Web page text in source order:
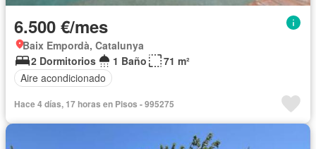
6.500 €/mes
Baix Empordà, Catalunya
2 Dormitorios
1 Baño
71 m²
Aire acondicionado
Hace 4 días, 17 horas en Pisos - 995275